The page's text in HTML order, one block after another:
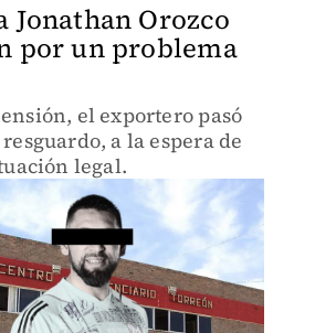
Jonathan Orozco
por un problema
el exportero pasó
a la espera de
legal.